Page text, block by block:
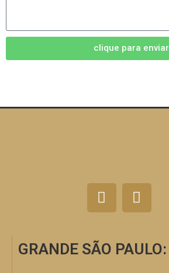
clique para enviar
GRANDE SÃO PAULO: